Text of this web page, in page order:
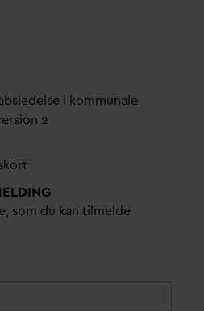
i kommunale
2
som du kan tilmelde